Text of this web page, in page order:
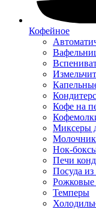
Кофейное
Кофе на
Миксеры
Нок-
Печи
Посуда
Темперы